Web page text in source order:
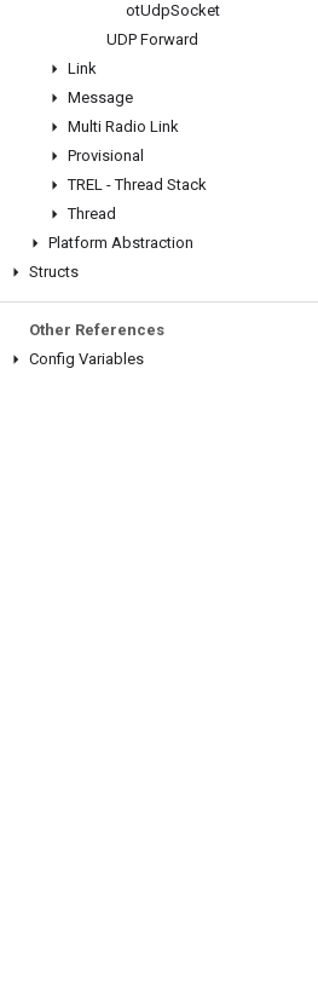
otUdpSocket
UDP Forward
Link
Message
Multi Radio Link
Provisional
TREL - Thread Stack
Thread
Platform Abstraction
Structs
Other References
Config Variables